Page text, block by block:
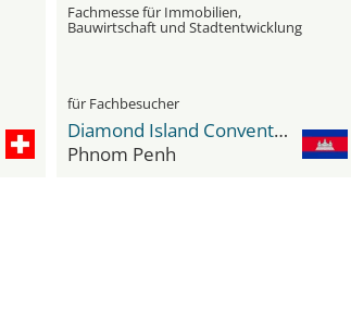
Fachmesse für Immobilien,
Bauwirtschaft und Stadtentwicklung
für Fachbesucher
Diamond Island Convention and Exhibition Center
Phnom Penh